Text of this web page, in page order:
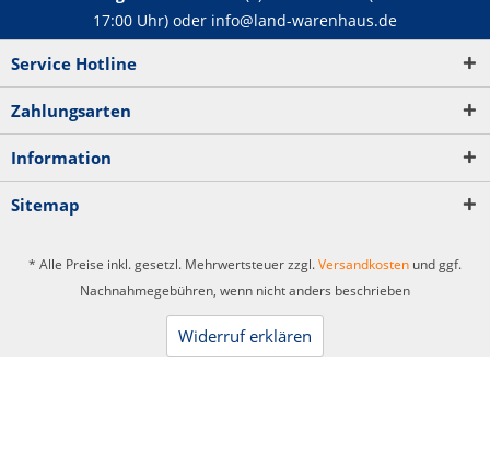
17:00 Uhr) oder info@land-warenhaus.de
Service Hotline
Zahlungsarten
Information
Sitemap
* Alle Preise inkl. gesetzl. Mehrwertsteuer zzgl.Versandkosten und ggf.
Nachnahmegebühren, wenn nicht anders beschrieben
Widerruf erklären